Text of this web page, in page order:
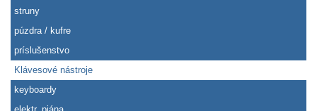
struny
púzdra / kufre
príslušenstvo
Klávesové nástroje
keyboardy